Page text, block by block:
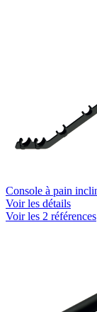
Console à pain
Voir les détails
Voir les 2 références